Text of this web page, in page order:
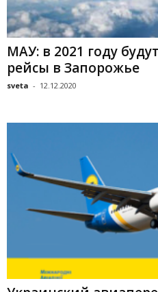
МАУ: в 2021 году
рейсы в Запорожье
sveta - 12.12.2020